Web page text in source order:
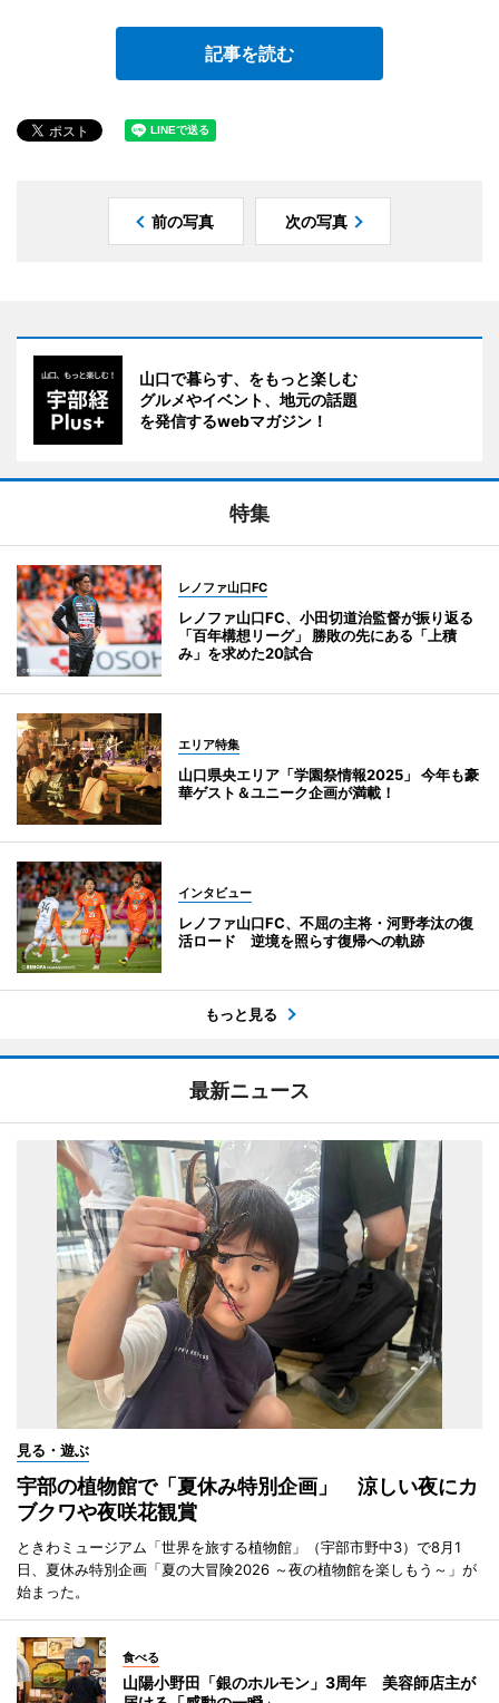
記事を読む
前の写真 次の写真
山口で暮らす、をもっと楽しむ
グルメやイベント、地元の話題
を発信するwebマガジン！
特集
レノファ山口FC
レノファ山口FC、小田切道治監督が振り返る
「百年構想リーグ」 勝敗の先にある「上積
み」を求めた20試合
エリア特集
山口県央エリア「学園祭情報2025」 今年も豪
華ゲスト＆ユニーク企画が満載！
インタビュー
レノファ山口FC、不屈の主将・河野孝汰の復
活ロード 逆境を照らす復帰への軌跡
もっと見る
最新ニュース
見る・遊ぶ
宇部の植物館で「夏休み特別企画」 涼しい夜にカ
ブクワや夜咲花観賞
ときわミュージアム「世界を旅する植物館」（宇部市野中3）で8月1
日、夏休み特別企画「夏の大冒険2026 ～夜の植物館を楽しもう～」が
始まった。
食べる
山陽小野田「銀のホルモン」3周年 美容師店主が